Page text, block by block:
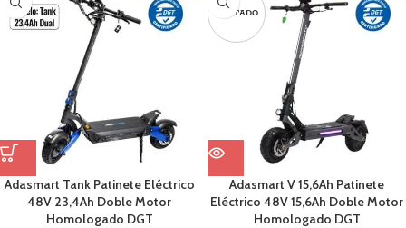
Adasmart Tank Patinete Eléctrico
48V 23,4Ah Doble Motor
Homologado DGT
AGOTADO
Adasmart V 15,6Ah Patinete
Eléctrico 48V 15,6Ah Doble Motor
Homologado DGT